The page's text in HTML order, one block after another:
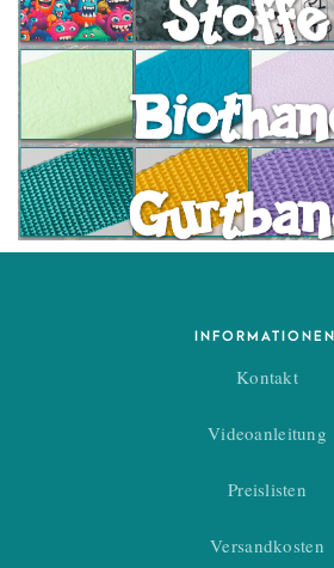
INFORMATIONEN
Kontakt
Videoanleitung
Preislisten
Versandkosten